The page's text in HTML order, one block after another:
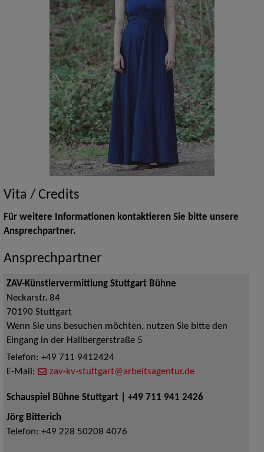
Vita / Credits
Für weitere Informationen kontaktieren Sie bitte unsere
Ansprechpartner.
Ansprechpartner
ZAV-Künstlervermittlung Stuttgart Bühne
Neckarstr. 84
70190 Stuttgart
Wenn Sie uns besuchen möchten, nutzen Sie bitte den
Eingang in der Hallbergerstraße 5
Telefon: +49 711 9412424
E-Mail:
zav-kv-stuttgart@arbeitsagentur.de
Schauspiel Bühne Stuttgart | +49 711 941 2426
Jörg Bitterich
Telefon: +49 228 50208 4076